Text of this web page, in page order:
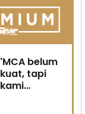
'MCA belum
kuat, tapi
kami